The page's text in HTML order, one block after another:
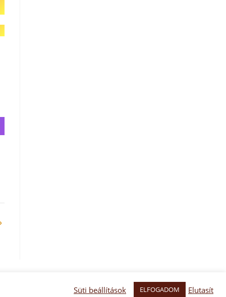
Facebook oldal Facebook csoport Adatkezelés
Süti beállítások ELFOGADOM Elutasít